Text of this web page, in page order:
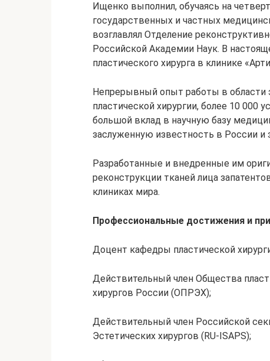
Ищенко выполнил, обучаясь на
государственных и частных
возглавлял Отделение
Российской Академии Наук. В
пластического хирурга в клинике
Непрерывный опыт работы в области
пластической хирургии, более 10 000
большой вклад в научную базу
заслуженную известность в России и
Разработанные и внедренные им
реконструкции тканей лица
клиниках мира.
Профессиональные достижения и
Доцент кафедры пластической
Действительный член Общества
хирургов России (ОПРЭХ);
Действительный член Российской
Эстетических хирургов (RU-ISAPS);